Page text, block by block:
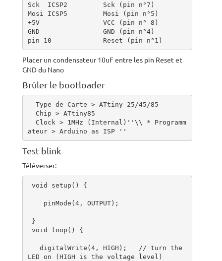
Sck  ICSP2         Sck (pin n°7)
Mosi ICSP5         Mosi (pin n°5)
+5V                VCC (pin n° 8)
GND                GND (pin n°4)
pin 10             Reset (pin n°1)
Placer un condensateur 10uF entre les pin Reset et
GND du Nano
Brûler le bootloader
ateur > Arduino as ISP ''
Test blink
Téléverser:
LED on (HIGH is the voltage level)